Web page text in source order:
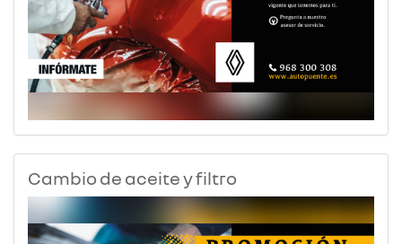
Cambio de aceite y filtro